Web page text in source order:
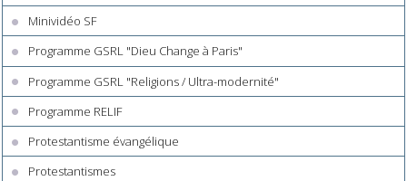
Minividéo SF
Programme GSRL "Dieu Change à Paris"
Programme GSRL "Religions / Ultra-modernité"
Programme RELIF
Protestantisme évangélique
Protestantismes